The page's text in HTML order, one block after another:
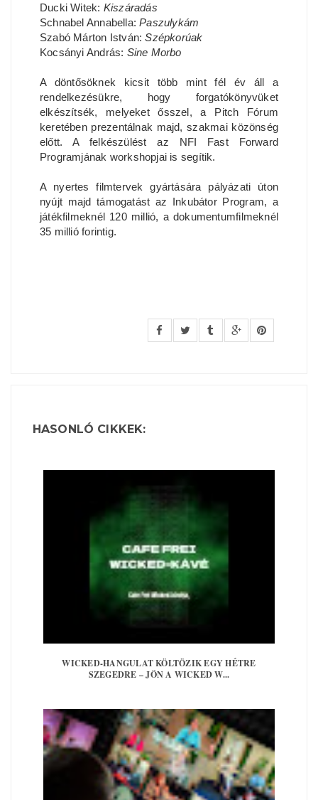
Ducki Witek: Kiszáradás
Schnabel Annabella:Paszulykám
Szabó Márton István:Szépkorúak
Kocsányi András: Sine Morbo
A döntősöknek kicsit több mint fél év áll a
rendelkezésükre, hogy forgatókönyvüket
elkészítsék, melyeket ősszel, a Pitch Fórum
keretében prezentálnak majd, szakmai közönség
előtt. A felkészülést az NFI Fast Forward
Programjának workshopjai is segítik.
A nyertes filmtervek gyártására pályázati úton
nyújt majd támogatást az Inkubátor Program, a
játékfilmeknél 120 millió, a dokumentumfilmeknél
35 millió forintig.
HASONLÓ CIKKEK:
WICKED-HANGULAT KÖLTÖZIK EGY HÉTRE
SZEGEDRE – JÖN A WICKED W...